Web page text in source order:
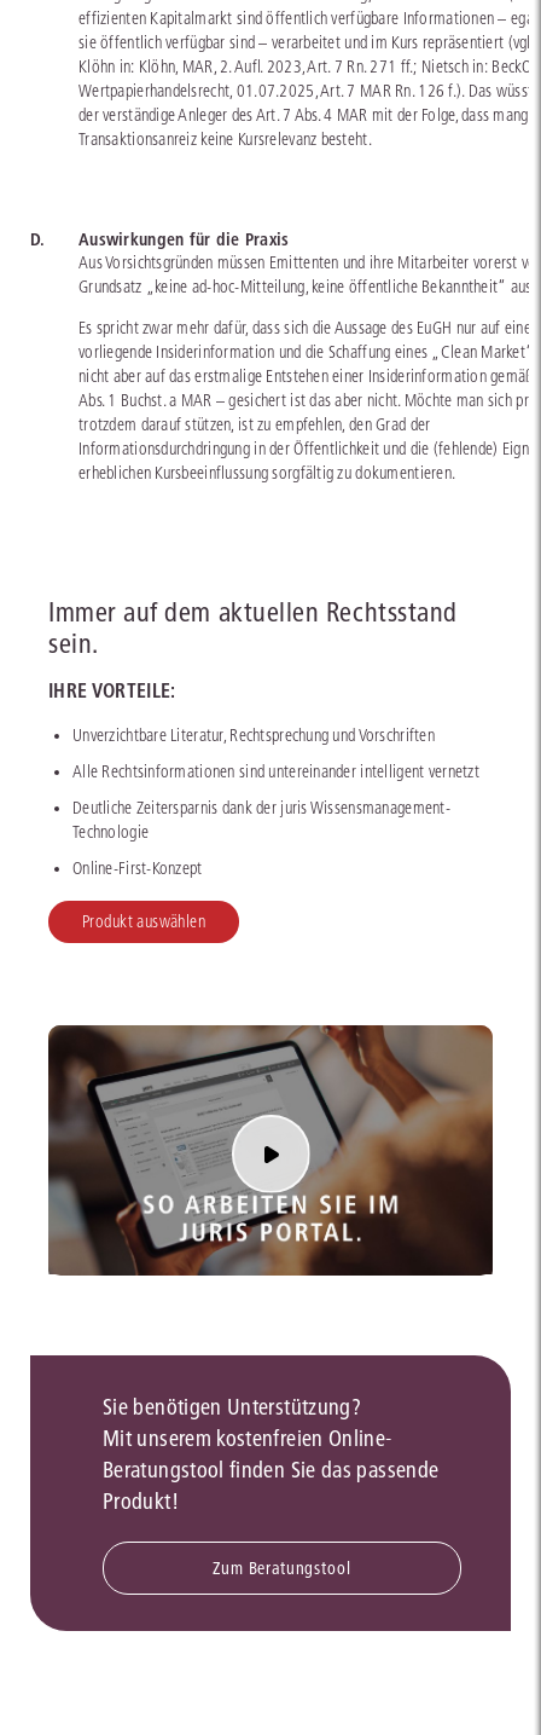
effizienten Kapitalmarkt sind öffentlich verfügbare Informationen –
sie öffentlich verfügbar sind – verarbeitet und im Kurs repräsentiert (vgl.
Klöhn in: Klöhn, MAR, 2. Aufl. 2023, Art. 7 Rn. 271 ff.; Nietsch in: BeckOK
Wertpapierhandelsrecht, 01.07.2025, Art. 7 MAR Rn. 126 f.). Das
der verständige Anleger des Art. 7 Abs. 4 MAR mit der Folge, dass
Transaktionsanreiz keine Kursrelevanz besteht.
D. Auswirkungen für die Praxis
Aus Vorsichtsgründen müssen Emittenten und ihre Mitarbeiter vorerst
Grundsatz „keine ad-hoc-Mitteilung, keine öffentliche Bekanntheit“
Es spricht zwar mehr dafür, dass sich die Aussage des EuGH nur auf eine
vorliegende Insiderinformation und die Schaffung eines „Clean Market“
nicht aber auf das erstmalige Entstehen einer Insiderinformation gemäß
Abs. 1 Buchst. a MAR – gesichert ist das aber nicht. Möchte man sich
trotzdem darauf stützen, ist zu empfehlen, den Grad der
Informationsdurchdringung in der Öffentlichkeit und die (fehlende)
erheblichen Kursbeeinflussung sorgfältig zu dokumentieren.
Immer auf dem aktuellen Rechtsstand
sein.
IHRE VORTEILE:
Unverzichtbare Literatur, Rechtsprechung und Vorschriften
Alle Rechtsinformationen sind untereinander intelligent vernetzt
Deutliche Zeitersparnis dank der juris Wissensmanagement-
Technologie
Online-First-Konzept
Produkt auswählen
Sie benötigen Unterstützung?
Mit unserem kostenfreien Online-
Beratungstool finden Sie das passende
Produkt!
Zum Beratungstool